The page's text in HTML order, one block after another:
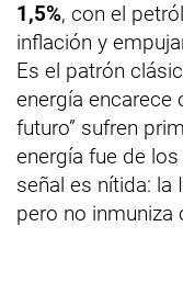
1,5%, con el
inflación y
Es el patrón
energía encarece
futuro” sufren
energía fue de
señal es nítida: la
pero no inmuniza